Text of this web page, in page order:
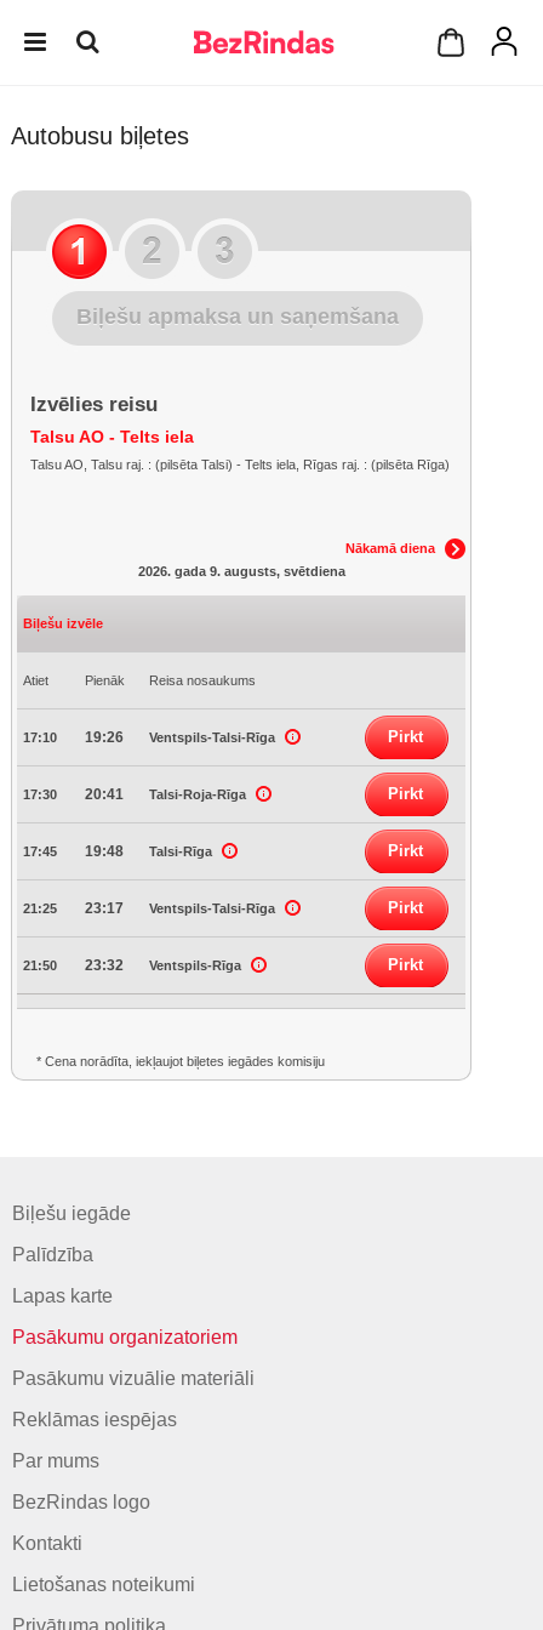
Autobusu biļetes
Biļešu apmaksa un saņemšana
Izvēlies reisu
Talsu AO - Telts iela
Talsu AO, Talsu raj. : (pilsēta Talsi) - Telts iela, Rīgas raj. : (pilsēta Rīga)
Nākamā diena
2026. gada 9. augusts, svētdiena
Biļešu izvēle
Atiet Pienāk Reisa nosaukums
17:10 19:26 Ventspils-Talsi-Rīga Pirkt
17:30 20:41 Talsi-Roja-Rīga Pirkt
17:45 19:48 Talsi-Rīga Pirkt
21:25 23:17 Ventspils-Talsi-Rīga Pirkt
21:50 23:32 Ventspils-Rīga Pirkt
* Cena norādīta, iekļaujot biļetes iegādes komisiju
Biļešu iegāde
Palīdzība
Lapas karte
Pasākumu organizatoriem
Pasākumu vizuālie materiāli
Reklāmas iespējas
Par mums
BezRindas logo
Kontakti
Lietošanas noteikumi
Privātuma politika